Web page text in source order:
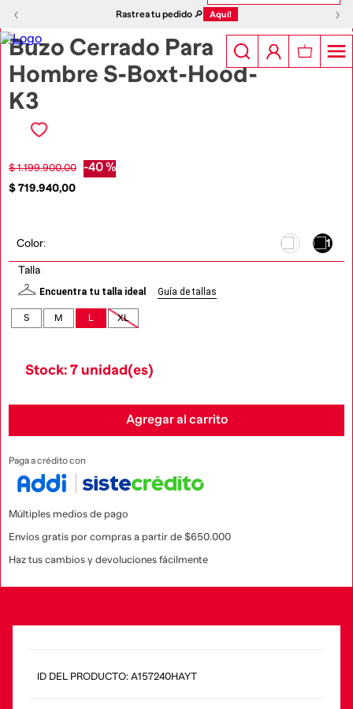
‹ Rastrea tu pedido 🔎 Aquí! ›
‹ ›
Buzo Cerrado Para
Hombre S-Boxt-Hood-
K3
$ 1.199.900,00 -40 %
$719.940,00
Color:
Talla
Encuentra tu talla ideal Guía de tallas
S M L XL
Stock: 7 unidad(es)
Agregar al carrito
Paga a crédito con
Múltiples medios de pago
Envíos gratis por compras a partir de $650.000
Haz tus cambios y devoluciones fácilmente
: A157240HAYT